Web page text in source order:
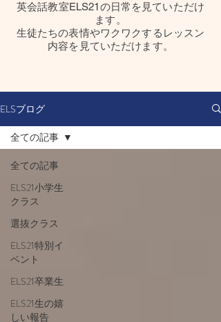
​英会話教室ELS21の日常を見ていただけ
ます。
生徒たちの表情やワクワクするレッスン
内容を見ていただけます。
ELSブログ
全ての記事
ELS21小学生
クラス
選抜クラス
ELS21特別イ
ベント
ELS21卒業生
ELS21生の嬉
しい報告
全ての記事